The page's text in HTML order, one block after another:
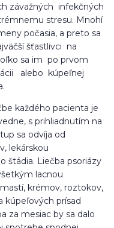
závažných infekčných
stresu. Mnohí
počasia, a preto sa
šťastlivci na
sa im po prvom
alebo kúpeľnej
každého pacienta je
s prihliadnutím na
sa odvíja od
lekárskou
štádia. Liečba psoriázy
lacnou
krémov, roztokov,
kúpeľových prísad
za mesiac by sa dalo